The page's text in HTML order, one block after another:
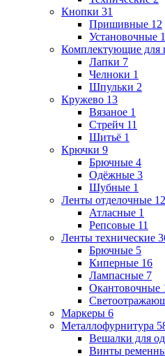
Кнопки 31
Пришивные 12
Установочные
Комплектующие
Лапки 7
Челноки 1
Шпульки 2
Кружево 13
Вязаное 1
Стрейч 11
Шитьё 1
Крючки 9
Брючные 4
Одёжные 3
Шубные 1
Ленты отделочные 12
Атласные 1
Репсовые 11
Ленты технические
Брючные 5
Киперные 16
Лампасные 7
Окантовочные
Маркеры 6
Металлофурнитура
Вешалки для
Винты